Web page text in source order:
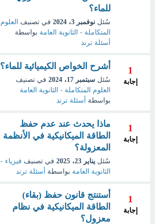
للماء؟
سُئل نوفمبر 3، 2024 في تصنيف
العلوم
المتكاملة - الثانوية العامة بواسطة
أسئلة ترند
1
إجابة
أشرح الخواص الكيميائية للماء؟
سُئل سبتمبر 17، 2024
في تصنيف
العلوم المتكاملة - الثانوية العامة
بواسطة
أسئلة ترند
1
إجابة
ماذا يحدث عند عدم حفظ
الطاقة الميكانيكية في الأنظمة
المعزولة؟
سُئل يناير 23، 2025 في تصنيف فيزياء -
الثانوية العامة بواسطة أسئلة ترند
1
إجابة
أستنتج قانون حفظ (بقاء)
الطاقة الميكانيكية في نظام
معزول؟